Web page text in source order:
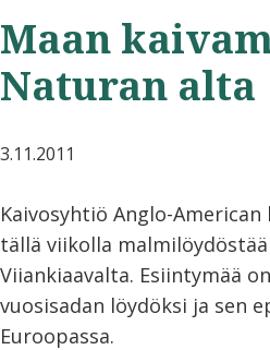
Maan
Naturan alta
3.11.2011
Kaivosyhtiö Anglo-
tällä viikolla
Viiankiaavalta. Esiintymää
vuosisadan löydöksi ja sen
Euroopassa.